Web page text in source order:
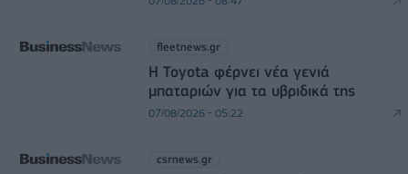
fleetnews.gr
Η Toyota φέρνει νέα γενιά
μπαταριών για τα υβριδικά της
07/08/2026 - 05:22
csrnews.gr